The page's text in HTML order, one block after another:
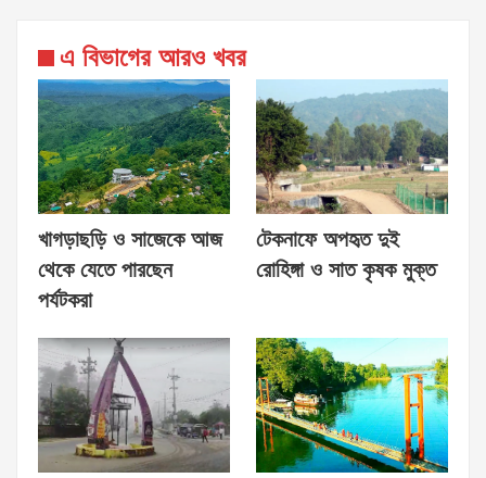
এ বিভাগের আরও খবর
খাগড়াছড়ি ও সাজেকে আজ
থেকে যেতে পারছেন
পর্যটকরা
টেকনাফে অপহৃত দুই
রোহিঙ্গা ও সাত কৃষক মুক্ত